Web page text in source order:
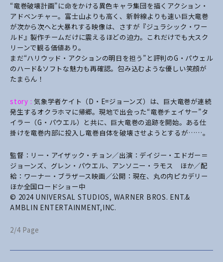
“竜巻破壊計画”に命をかける異色キャラ集団を描くアクション・
アドベンチャー。富士山よりも高く、新幹線よりも速い巨大竜巻
が次から次へと大暴れする映像は、さすが『ジュラシック・ワー
ルド』製作チームだけに震えるほどの迫力。これだけでも大スク
リーンで観る価値あり。
まだ“ハリウッド・アクションの明日を担う”と評判のG・パウェル
のハード&ソフトな魅力も再確認。包み込むような優しい笑顔が
たまらん！
story : 気象学者ケイト（D・E=ジョーンズ）は、巨大竜巻が連続
発生するオクラホマに帰郷。現地で出会った“竜巻チェイサー”タ
イラー（G・パウエル）と共に、巨大竜巻の追跡を開始。ある仕
掛けを竜巻内部に投入し竜巻自体を破壊させようとするが……。
監督：リー・アイザック・チョン／出演：デイジー・エドガー＝
ジョーンズ、グレン・パウエル、アンソニー・ラモス ほか／配
給：ワーナー・ブラザース映画／公開：現在、丸の内ピカデリー
ほか全国ロードショー中
© 2024 UNIVERSAL STUDIOS, WARNER BROS. ENT.&
AMBLIN ENTERTAINMENT,INC.
2/4 Page